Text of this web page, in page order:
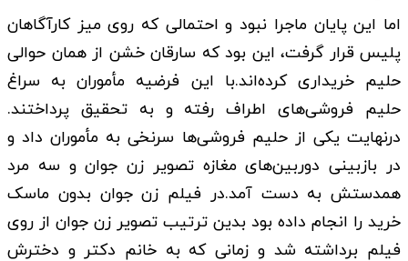
اما این پایان ماجرا نبود و احتمالی که روی میز کارآگاهان
پلیس قرار گرفت، این بود که سارقان خشن از همان حوالی
حلیم خریداری کرده‌اند.با این فرضیه مأموران به سراغ
حلیم فروشی‌های اطراف رفته و به تحقیق پرداختند.
درنهایت یکی از حلیم فروشی‌ها سرنخی به مأموران داد و
در بازبینی دوربین‌های مغازه تصویر زن جوان و سه مرد
همدستش به دست آمد.در فیلم زن جوان بدون ماسک
خرید را انجام داده بود بدین ترتیب تصویر زن جوان از روی
فیلم برداشته شد و زمانی که به خانم دکتر و دخترش